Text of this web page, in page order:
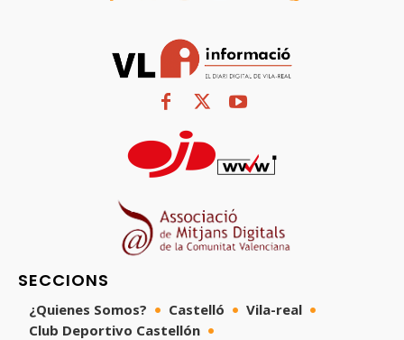
SECCIONS
¿Quienes Somos? Castelló
Vila-real
Club Deportivo Castellón